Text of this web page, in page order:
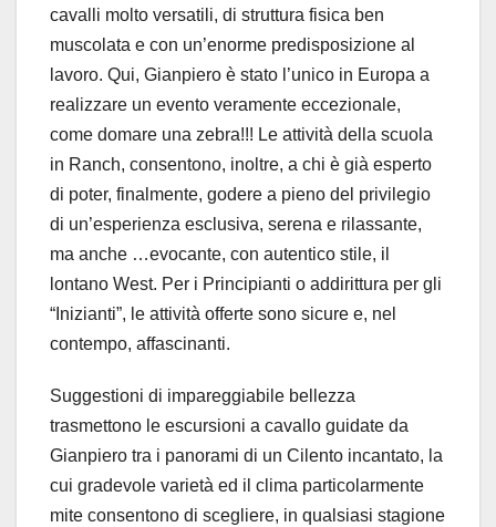
cavalli molto versatili, di struttura fisica ben
muscolata e con un’enorme predisposizione al
lavoro. Qui, Gianpiero è stato l’unico in Europa a
realizzare un evento veramente eccezionale,
come domare una zebra!!! Le attività della scuola
in Ranch, consentono, inoltre, a chi è già esperto
di poter, finalmente, godere a pieno del privilegio
di un’esperienza esclusiva, serena e rilassante,
ma anche …evocante, con autentico stile, il
lontano West. Per i Principianti o addirittura per gli
“Inizianti”, le attività offerte sono sicure e, nel
contempo, affascinanti.
Suggestioni di impareggiabile bellezza
trasmettono le escursioni a cavallo guidate da
Gianpiero tra i panorami di un Cilento incantato, la
cui gradevole varietà ed il clima particolarmente
mite consentono di scegliere, in qualsiasi stagione